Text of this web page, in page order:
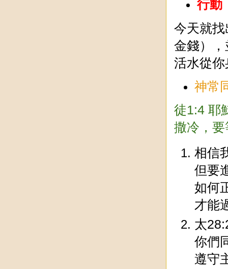
行動
今天就
金錢）
活水從
神常
徒1:4 耶
撒冷，
相信
但要
如何
才能
太
你們
遵守